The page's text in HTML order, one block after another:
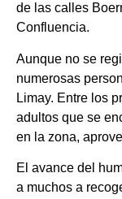
de las calles
Confluencia.
Aunque no se
numerosas
Limay. Entre los
adultos que se
en la zona,
El avance del
a muchos a